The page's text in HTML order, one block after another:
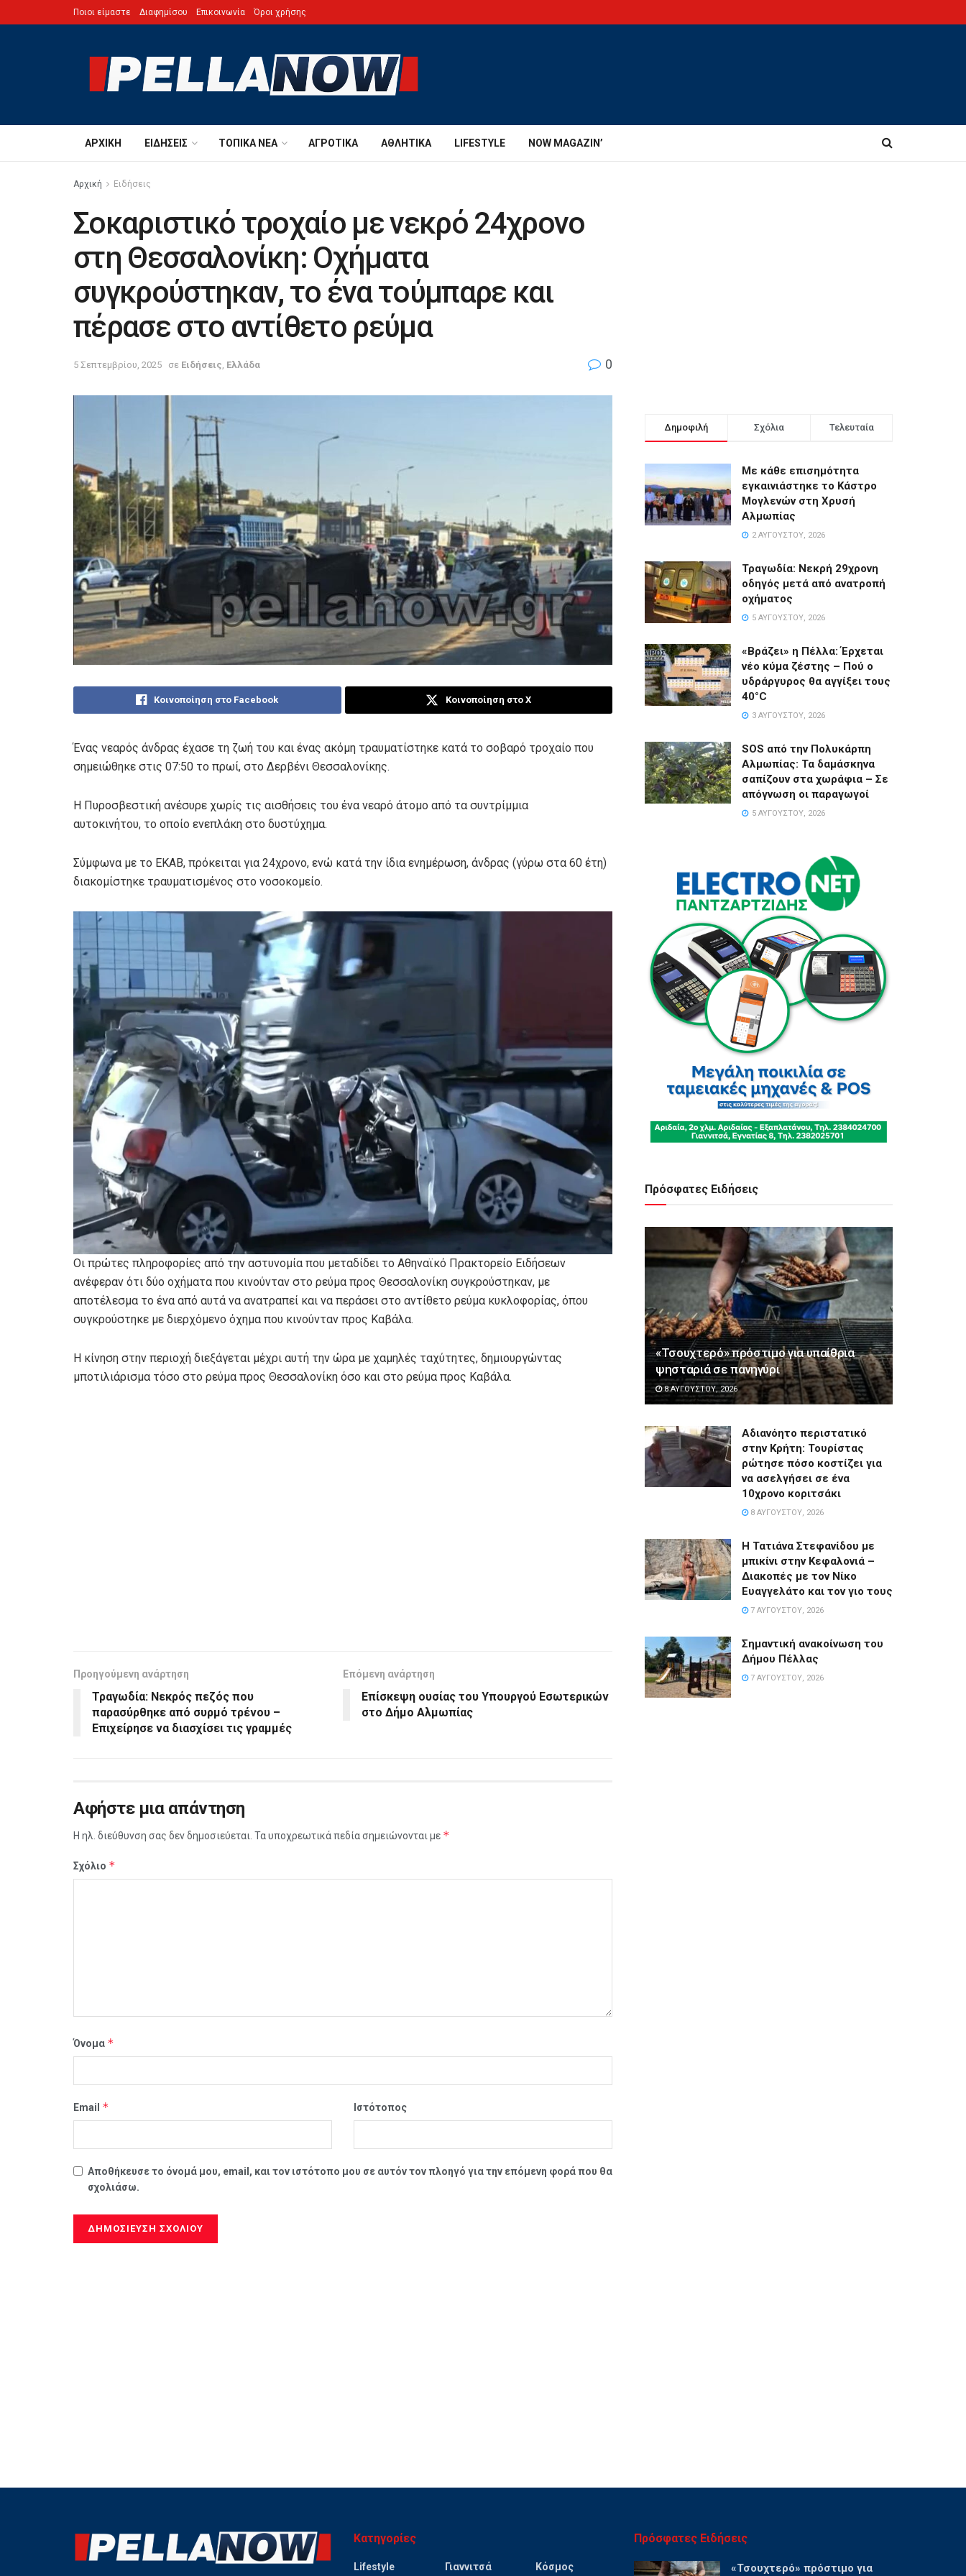
Ποιοι είμαστε Διαφημίσου Επικοινωνία Όροι χρήσης
ΑΡΧΙΚΉ ΕΙΔΉΣΕΙΣ ΤΟΠΙΚΆ ΝΈΑ ΑΓΡΟΤΙΚΆ ΑΘΛΗΤΙΚΆ LIFESTYLE NOW MAGAZIN’
Αρχική Ειδήσεις
Σοκαριστικό τροχαίο με νεκρό 24χρονο
στη Θεσσαλονίκη: Oχήματα
συγκρούστηκαν, το ένα τούμπαρε και
πέρασε στο αντίθετο ρεύμα
5 Σεπτεμβρίου, 2025 σε Ειδήσεις Ελλάδα 0
Κοινοποίηση στο Facebook Κοινοποίηση στο X
Ένας νεαρός άνδρας έχασε τη ζωή του και ένας ακόμη τραυματίστηκε κατά το σοβαρό τροχαίο που
σημειώθηκε στις 07:50 το πρωί, στο Δερβένι Θεσσαλονίκης.
Η Πυροσβεστική ανέσυρε χωρίς τις αισθήσεις του ένα νεαρό άτομο από τα συντρίμμια
αυτοκινήτου, το οποίο ενεπλάκη στο δυστύχημα.
Σύμφωνα με το ΕΚΑΒ, πρόκειται για 24χρονο, ενώ κατά την ίδια ενημέρωση, άνδρας (γύρω στα 60 έτη)
διακομίστηκε τραυματισμένος στο νοσοκομείο.
Οι πρώτες πληροφορίες από την αστυνομία που μεταδίδει το Αθηναϊκό Πρακτορείο Ειδήσεων
ανέφεραν ότι δύο οχήματα που κινούνταν στο ρεύμα προς Θεσσαλονίκη συγκρούστηκαν, με
αποτέλεσμα το ένα από αυτά να ανατραπεί και να περάσει στο αντίθετο ρεύμα κυκλοφορίας, όπου
συγκρούστηκε με διερχόμενο όχημα που κινούνταν προς Καβάλα.
Η κίνηση στην περιοχή διεξάγεται μέχρι αυτή την ώρα με χαμηλές ταχύτητες, δημιουργώντας
μποτιλιάρισμα τόσο στο ρεύμα προς Θεσσαλονίκη όσο και στο ρεύμα προς Καβάλα.
Προηγούμενη ανάρτηση
Τραγωδία: Νεκρός πεζός που
παρασύρθηκε από συρμό τρένου –
Επιχείρησε να διασχίσει τις γραμμές
Επόμενη ανάρτηση
Επίσκεψη ουσίας του Υπουργού Εσωτερικών
στο Δήμο Αλμωπίας
Αφήστε μια απάντηση
Η ηλ. διεύθυνση σας δεν δημοσιεύεται. Τα υποχρεωτικά πεδία σημειώνονται με *
Σχόλιο *
Όνομα *
Email * Ιστότοπος
Αποθήκευσε το όνομά μου, email, και τον ιστότοπο μου σε αυτόν τον πλοηγό για την επόμενη φορά που θα
σχολιάσω.
Δημοφιλή Σχόλια Τελευταία
Με κάθε επισημότητα
εγκαινιάστηκε το Κάστρο
Μογλενών στη Χρυσή
Αλμωπίας
2 ΑΥΓΟΎΣΤΟΥ, 2026
Τραγωδία: Νεκρή 29χρονη
οδηγός μετά από ανατροπή
οχήματος
5 ΑΥΓΟΎΣΤΟΥ, 2026
«Βράζει» η Πέλλα: Έρχεται
νέο κύμα ζέστης – Πού ο
υδράργυρος θα αγγίξει τους
40°C
3 ΑΥΓΟΎΣΤΟΥ, 2026
SOS από την Πολυκάρπη
Αλμωπίας: Τα δαμάσκηνα
σαπίζουν στα χωράφια – Σε
απόγνωση οι παραγωγοί
5 ΑΥΓΟΎΣΤΟΥ, 2026
Πρόσφατες Ειδήσεις
«Τσουχτερό» πρόστιμο για υπαίθρια
ψησταριά σε πανηγύρι
8 ΑΥΓΟΎΣΤΟΥ, 2026
Αδιανόητο περιστατικό
στην Κρήτη: Τουρίστας
ρώτησε πόσο κοστίζει για
να ασελγήσει σε ένα
10χρονο κοριτσάκι
8 ΑΥΓΟΎΣΤΟΥ, 2026
Η Τατιάνα Στεφανίδου με
μπικίνι στην Κεφαλονιά –
Διακοπές με τον Νίκο
Ευαγγελάτο και τον γιο τους
7 ΑΥΓΟΎΣΤΟΥ, 2026
Σημαντική ανακοίνωση του
Δήμου Πέλλας
7 ΑΥΓΟΎΣΤΟΥ, 2026
Κατηγορίες
Lifestyle Γιαννιτσά Κόσμος
Πρόσφατες Ειδήσεις
«Τσουχτερό» πρόστιμο για